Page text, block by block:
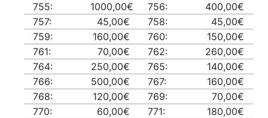
755:
1000,00€ 756:
400,00€
757:
45,00€ 758:
45,00€
759:
160,00€ 760:
150,00€
761:
70,00€ 762:
260,00€
764:
250,00€ 765:
140,00€
766:
500,00€ 767:
160,00€
768:
120,00€ 769:
70,00€
770:
60,00€ 771:
180,00€